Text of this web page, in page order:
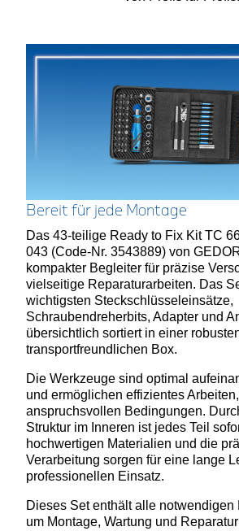
Bereit für jede Montage
Das 43-teilige Ready to Fix Kit TC
043 (Code-Nr. 3543889) von
kompakter Begleiter für präzise
vielseitige Reparaturarbeiten. Das
wichtigsten Steckschlüsseleinsätze,
Schraubendreherbits, Adapter und
übersichtlich sortiert in einer
transportfreundlichen Box.
Die Werkzeuge sind optimal
und ermöglichen effizientes
anspruchsvollen Bedingungen.
Struktur im Inneren ist jedes Teil
hochwertigen Materialien und die
Verarbeitung sorgen für eine lange
professionellen Einsatz.
Dieses Set enthält alle notwendigen
um Montage, Wartung und